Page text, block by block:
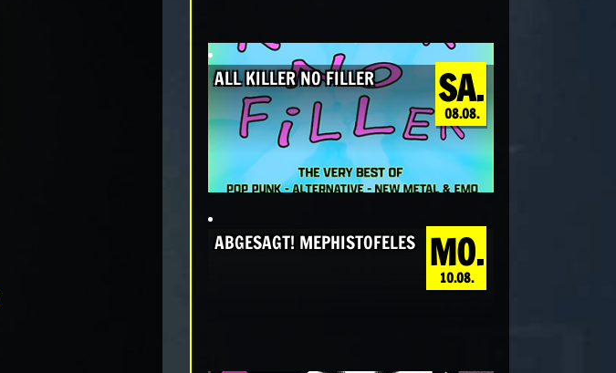
SA.
08.08.
ALL KILLER NO FILLER
MO.
10.08.
ABGESAGT! MEPHISTOFELES